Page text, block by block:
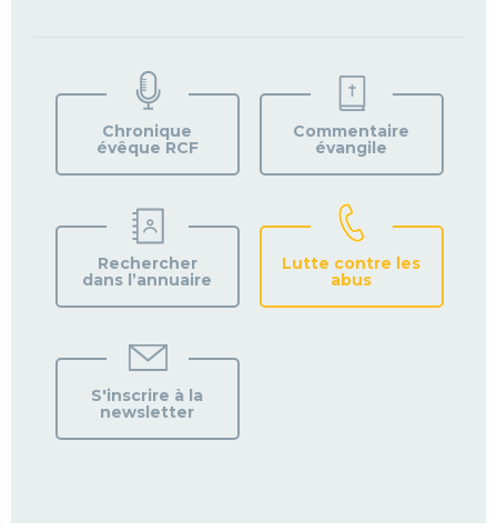
VOTRE
PAROISSE
Chronique
évêque RCF
Commentaire
évangile
Rechercher
dans l’annuaire
Lutte contre les
abus
S'inscrire à la
newsletter